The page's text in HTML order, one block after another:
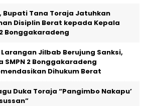
Bupati Tana Toraja Jatuhkan
Disiplin Berat kepada Kepala
2 Bonggakaradeng
Larangan Jilbab Berujung Sanksi,
SMPN 2 Bonggakaradeng
Dihukum Berat
Duka Toraja “Pangimbo Nakapu’